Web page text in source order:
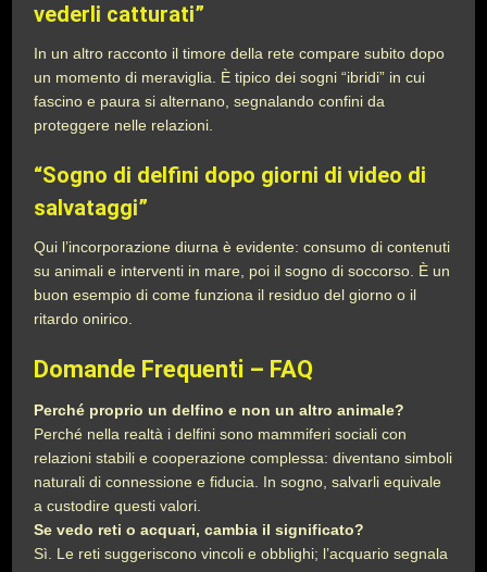
vederli catturati”
In un altro racconto il timore della rete compare subito dopo
un momento di meraviglia. È tipico dei sogni “ibridi” in cui
fascino e paura si alternano, segnalando confini da
proteggere nelle relazioni.
“Sogno di delfini dopo giorni di video di
salvataggi”
Qui l’incorporazione diurna è evidente: consumo di contenuti
su animali e interventi in mare, poi il sogno di soccorso. È un
buon esempio di come funziona il residuo del giorno o il
ritardo onirico.
Domande Frequenti – FAQ
Perché proprio un delfino e non un altro animale?
Perché nella realtà i delfini sono mammiferi sociali con
relazioni stabili e cooperazione complessa: diventano simboli
naturali di connessione e fiducia. In sogno, salvarli equivale
a custodire questi valori.
Se vedo reti o acquari, cambia il significato?
Sì. Le reti suggeriscono vincoli e obblighi; l’acquario segnala